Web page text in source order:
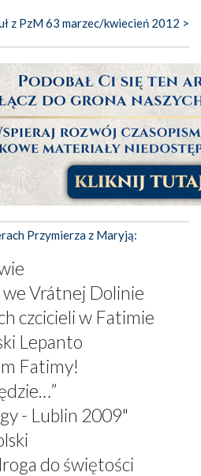
z PzM 63 marzec/kwiecień 2012 >
Przymierza z Maryją:
Vrátnej Dolinie
czcicieli w Fatimie
Lepanto
Fatimy!
- Lublin 2009"
do świętości